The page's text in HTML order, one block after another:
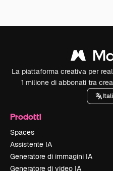
La piattaforma creativa per
1 milione di abbonati tra
Prodotti
Spaces
Assistente IA
Generatore di immagini IA
Generatore di video IA